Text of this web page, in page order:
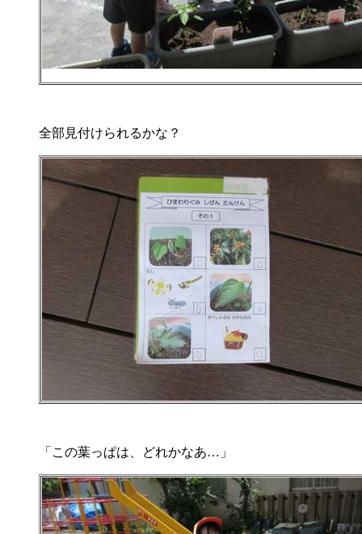
全部見付けられるかな？
「この葉っぱは、どれかなあ…」